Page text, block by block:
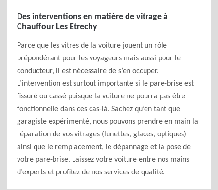
Des interventions en matière de vitrage à
Chauffour Les Etrechy
Parce que les vitres de la voiture jouent un rôle
prépondérant pour les voyageurs mais aussi pour le
conducteur, il est nécessaire de s’en occuper.
L’intervention est surtout importante si le pare-brise est
fissuré ou cassé puisque la voiture ne pourra pas être
fonctionnelle dans ces cas-là. Sachez qu’en tant que
garagiste expérimenté, nous pouvons prendre en main la
réparation de vos vitrages (lunettes, glaces, optiques)
ainsi que le remplacement, le dépannage et la pose de
votre pare-brise. Laissez votre voiture entre nos mains
d’experts et profitez de nos services de qualité.